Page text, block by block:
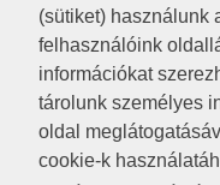
(sütiket) használunk
felhasználóink
információkat
tárolunk személyes
oldal
cookie-k
A HONLAP 2017.03.31-I
JOGI NYILATKOZAT
IMPRESSZUM